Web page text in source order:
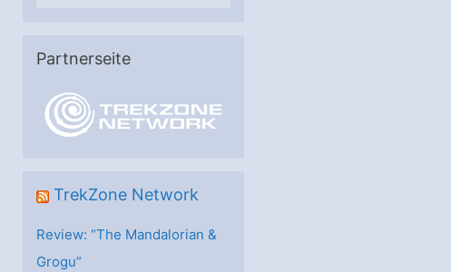
e
e
Partnerseite
TrekZone Network
Review: “The Mandalorian &
Grogu”